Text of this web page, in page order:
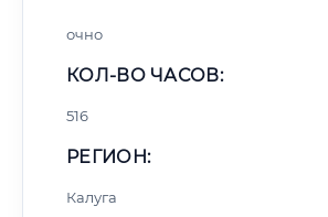
очно
КОЛ-ВО ЧАСОВ:
516
РЕГИОН:
Калуга